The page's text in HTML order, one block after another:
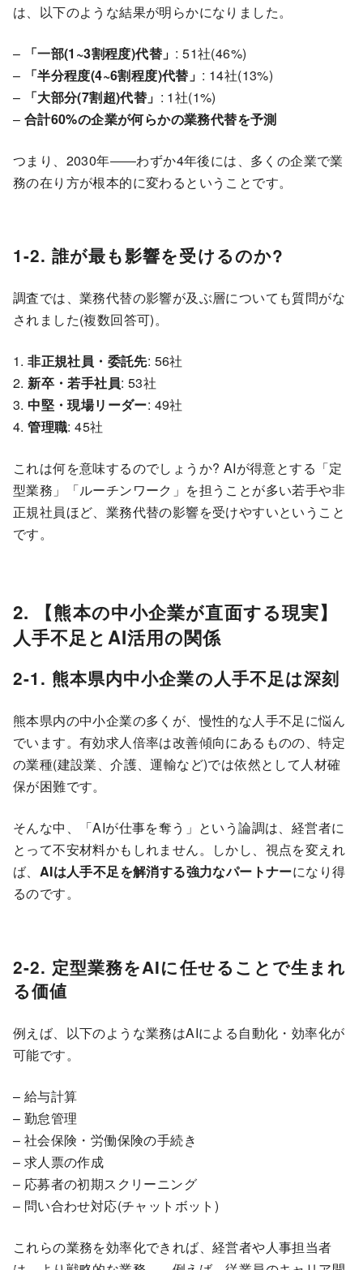
は、以下のような結果が明らかになりました。
– 「一部(1~3割程度)代替」 : 51社(46%)
–
「半分程度(4~6割程度)代替」 : 14社(13%)
–
「大部分(7割超)代替」 : 1社(1%)
– 合計60%の企業が何らかの業務代替を予測
つまり、2030年――わずか4年後には、多くの企業で業
務の在り方が根本的に変わるということです。
1-2. 誰が最も影響を受けるのか?
調査では、業務代替の影響が及ぶ層についても質問がな
されました(複数回答可)。
1.非正規社員・委託先: 56社
2.新卒・若手社員: 53社
3.中堅・現場リーダー: 49社
4.管理職: 45社
これは何を意味するのでしょうか? AIが得意とする「定
型業務」「ルーチンワーク」を担うことが多い若手や非
正規社員ほど、業務代替の影響を受けやすいということ
です。
2. 【熊本の中小企業が直面する現実】
人手不足とAI活用の関係
2-1. 熊本県内中小企業の人手不足は深刻
熊本県内の中小企業の多くが、慢性的な人手不足に悩ん
でいます。有効求人倍率は改善傾向にあるものの、特定
の業種(建設業、介護、運輸など)では依然として人材確
保が困難です。
そんな中、「AIが仕事を奪う」という論調は、経営者に
とって不安材料かもしれません。しかし、視点を変えれ
ば、 AIは人手不足を解消する強力なパートナーになり得
るのです。
2-2. 定型業務をAIに任せることで生まれ
る価値
例えば、以下のような業務はAIによる自動化・効率化が
可能です。
– 給与計算
– 勤怠管理
– 社会保険・労働保険の手続き
– 求人票の作成
– 応募者の初期スクリーニング
– 問い合わせ対応(チャットボット)
これらの業務を効率化できれば、経営者や人事担当者